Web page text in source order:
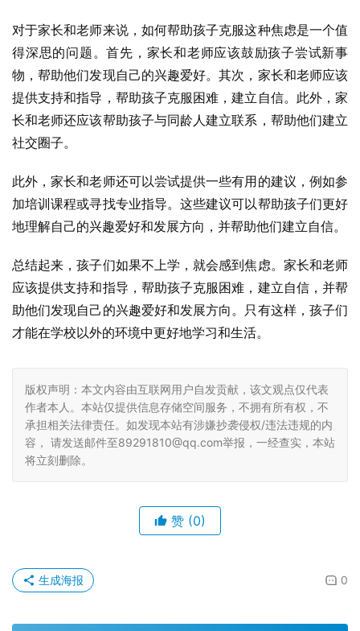
对于家长和老师来说，如何帮助孩子克服这种焦虑是一个值
得深思的问题。首先，家长和老师应该鼓励孩子尝试新事
物，帮助他们发现自己的兴趣爱好。其次，家长和老师应该
提供支持和指导，帮助孩子克服困难，建立自信。此外，家
长和老师还应该帮助孩子与同龄人建立联系，帮助他们建立
社交圈子。
此外，家长和老师还可以尝试提供一些有用的建议，例如参
加培训课程或寻找专业指导。这些建议可以帮助孩子们更好
地理解自己的兴趣爱好和发展方向，并帮助他们建立自信。
总结起来，孩子们如果不上学，就会感到焦虑。家长和老师
应该提供支持和指导，帮助孩子克服困难，建立自信，并帮
助他们发现自己的兴趣爱好和发展方向。只有这样，孩子们
才能在学校以外的环境中更好地学习和生活。
版权声明：本文内容由互联网用户自发贡献，该文观点仅代表
作者本人。本站仅提供信息存储空间服务，不拥有所有权，不
承担相关法律责任。如发现本站有涉嫌抄袭侵权/违法违规的内
容， 请发送邮件至89291810@qq.com举报，一经查实，本站
将立刻删除。
赞 (0)
0
生成海报